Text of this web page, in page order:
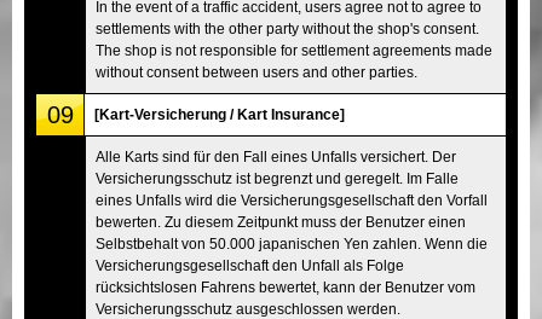
In the event of a traffic accident, users agree not to agree to
settlements with the other party without the shop's consent.
The shop is not responsible for settlement agreements made
without consent between users and other parties.
09 [Kart-Versicherung / Kart Insurance]
Alle Karts sind für den Fall eines Unfalls versichert. Der
Versicherungsschutz ist begrenzt und geregelt. Im Falle
eines Unfalls wird die Versicherungsgesellschaft den Vorfall
bewerten. Zu diesem Zeitpunkt muss der Benutzer einen
Selbstbehalt von 50.000 japanischen Yen zahlen. Wenn die
Versicherungsgesellschaft den Unfall als Folge
rücksichtslosen Fahrens bewertet, kann der Benutzer vom
Versicherungsschutz ausgeschlossen werden.